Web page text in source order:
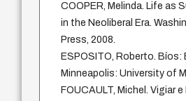
COOPER, Melinda. Life as
in the Neoliberal Era.
Press, 2008.
ESPOSITO, Roberto.
Minneapolis: University of
FOUCAULT, Michel. Vigiar